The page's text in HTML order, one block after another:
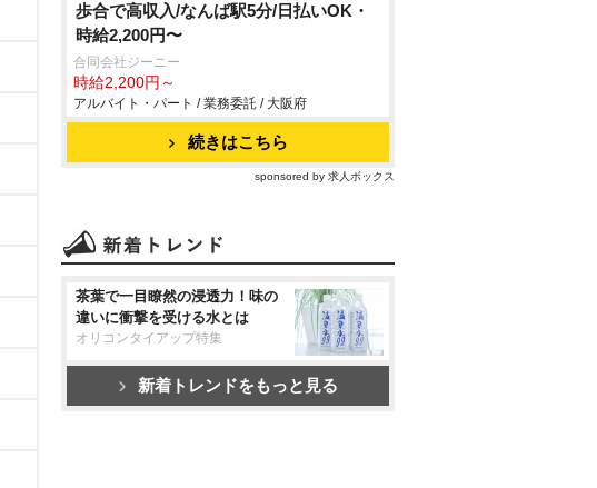
歩合で高収入/なんば駅5分/日払いOK・
時給2,200円〜
合同会社ジーニー
時給2,200円～
アルバイト・パート / 業務委託 / 大阪府
続きはこちら
sponsored by 求人ボックス
茶葉で一目瞭然の浸透力！味の
違いに衝撃を受ける水とは
オリコンタイアップ特集
新着トレンドをもっと見る